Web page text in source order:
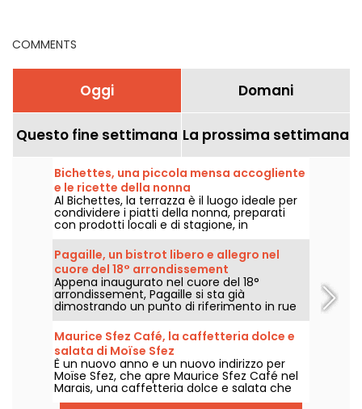
COMMENTS
Oggi Domani
Questo fine settimana La prossima settimana
Bichettes, una piccola mensa accogliente
e le ricette della nonna
Al Bichettes, la terrazza è il luogo ideale per
condividere i piatti della nonna, preparati
con prodotti locali e di stagione, in
un'atmosfera ultra-conviviale. Cibo
semplice e confortante!
Pagaille, un bistrot libero e allegro nel
cuore del 18° arrondissement
Appena inaugurato nel cuore del 18°
arrondissement, Pagaille si sta già
dimostrando un punto di riferimento in rue
Ramey, con i suoi piatti bistronomici allegri e
liberi.
Maurice Sfez Café, la caffetteria dolce e
salata di Moïse Sfez
È un nuovo anno e un nuovo indirizzo per
Moïse Sfez, che apre Maurice Sfez Café nel
Marais, una caffetteria dolce e salata che
serve waffle alla Liegi e uova e formaggio